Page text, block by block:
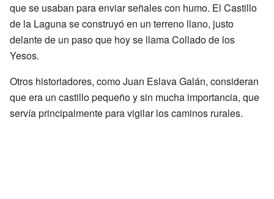
que se usaban para enviar señales con humo. El Castillo
de la Laguna se construyó en un terreno llano, justo
delante de un paso que hoy se llama Collado de los
Yesos.
Otros historiadores, como Juan Eslava Galán, consideran
que era un castillo pequeño y sin mucha importancia, que
servía principalmente para vigilar los caminos rurales.